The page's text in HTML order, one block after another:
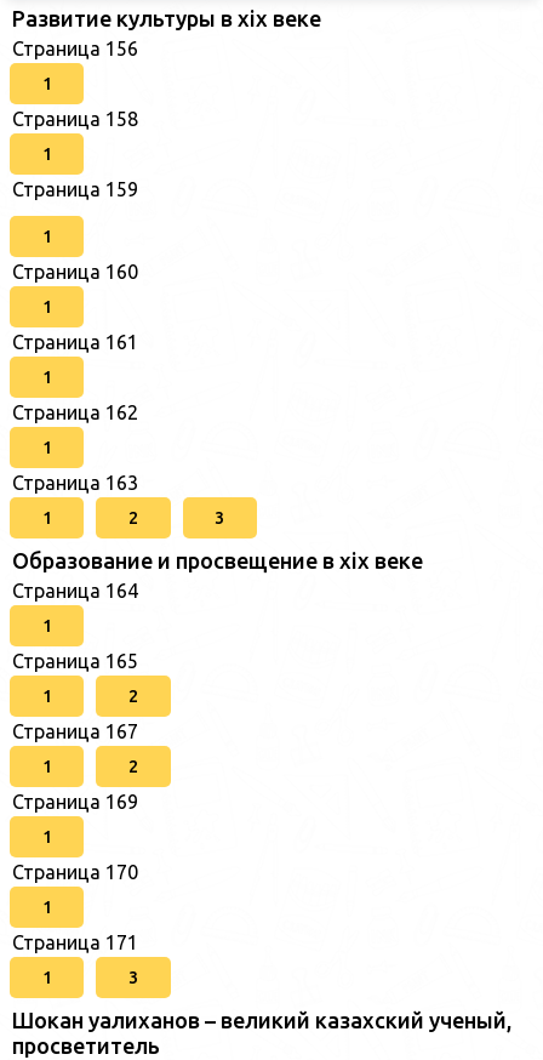
Развитие культуры в xix веке
Страница 156
1
Страница 158
1
Страница 159
1
Страница 160
1
Страница 161
1
Страница 162
1
Страница 163
1 2 3
Образование и просвещение в xix веке
Страница 164
1
Страница 165
1 2
Страница 167
1 2
Страница 169
1
Страница 170
1
Страница 171
1 3
Шокан уалиханов – великий казахский ученый,
просветитель